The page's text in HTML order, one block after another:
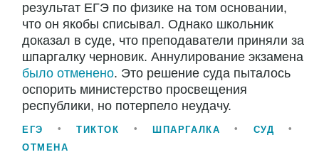
результат ЕГЭ по физике на том основании,
что он якобы списывал. Однако школьник
доказал в суде, что преподаватели приняли за
шпаргалку черновик. Аннулирование экзамена
было отменено. Это решение суда пыталось
оспорить министерство просвещения
республики, но потерпело неудачу.
ЕГЭ ТИКТОК ШПАРГАЛКА
СУД
ОТМЕНА